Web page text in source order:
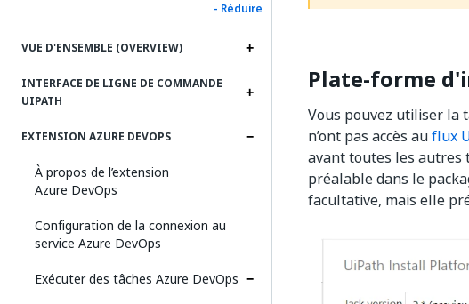
- Réduire
VUE D'ENSEMBLE (OVERVIEW)
INTERFACE DE LIGNE DE COMMANDE
UIPATH
EXTENSION AZURE DEVOPS
À propos de l’extension
Azure DevOps
Configuration de la connexion au
service Azure DevOps
Exécuter des tâches Azure DevOps
Plate-forme
Vous pouvez utiliser la
n’ont pas accès auflux
avant toutes les autres
préalable dans le
facultative, mais elle